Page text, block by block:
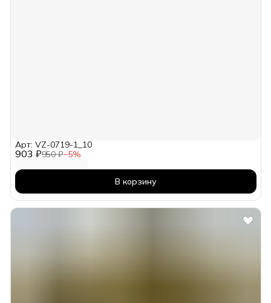
903 ₽950 ₽−5%
Арт: VZ-0719-1_10
В корзину